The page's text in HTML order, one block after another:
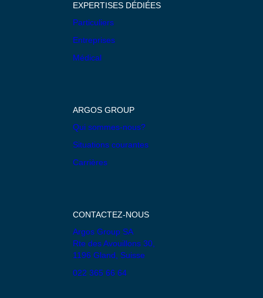
EXPERTISES DÉDIÉES
Particuliers
Entreprises
Médical
ARGOS GROUP
Qui sommes-nous?
Situations courantes
Carrières
CONTACTEZ-NOUS
Argos Group SA
Rte des Avouillons 30,
1196 Gland, Suisse
022 365 66 64